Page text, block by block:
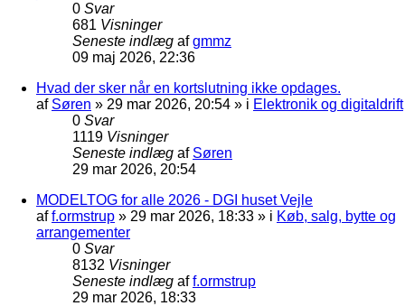
0 Svar
681 Visninger
Seneste indlæg afgmmz
09 maj 2026, 22:36
Hvad der sker når en kortslutning ikke opdages.
af Søren » 29 mar 2026, 20:54 » i Elektronik og digitaldrift
0 Svar
1119 Visninger
Seneste indlæg af Søren
29 mar 2026, 20:54
MODELTOG for alle 2026 - DGI huset Vejle
aff.ormstrup » 29 mar 2026, 18:33 » i Køb, salg, bytte og
arrangementer
0 Svar
8132 Visninger
Seneste indlæg aff.ormstrup
29 mar 2026, 18:33